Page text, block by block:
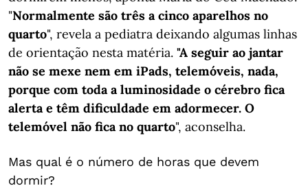
"Normalmente são três a cinco aparelhos no
quarto", revela a pediatra deixando algumas linhas
de orientação nesta matéria. "A seguir ao jantar
não se mexe nem em iPads, telemóveis, nada,
porque com toda a luminosidade o cérebro fica
alerta e têm dificuldade em adormecer. O
telemóvel não fica no quarto", aconselha.
Mas qual é o número de horas que devem
dormir?